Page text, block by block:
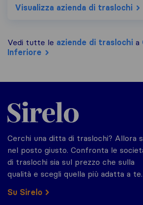
Visualizza azienda di traslochi
Vedi tutte le aziende di traslochi a
Inferiore
Sirelo.it
Cerchi una ditta di traslochi? Allora
nel posto giusto. Confronta le
di traslochi sia sul prezzo che sulla
qualità e scegli quella più adatta a te.
Su Sirelo